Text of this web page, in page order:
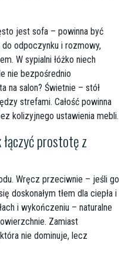
jest sofa – powinna być
odpoczynku i rozmowy,
W sypialni łóżko niech
nie bezpośrednio
na salon? Świetnie – stół
strefami. Całość powinna
kolizyjnego ustawienia mebli.
prostotę z
Wręcz przeciwnie – jeśli go
doskonałym tłem dla ciepła i
i wykończeniu – naturalne
Zamiast
nie dominuje, lecz